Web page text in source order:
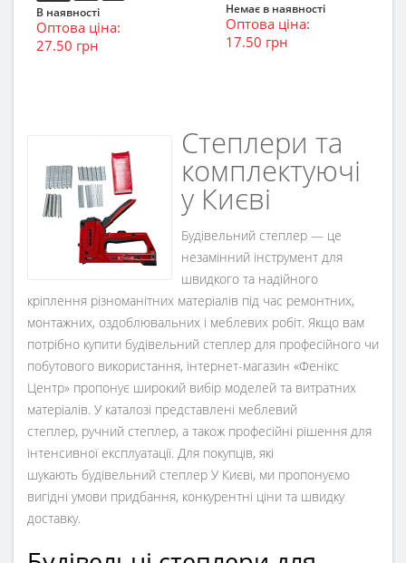
В наявності
Оптова ціна:
27.50 грн
Немає в наявності
Оптова ціна:
17.50 грн
Степлери та
комплектуючі
у Києві
Будівельний степлер — це
незамінний інструмент для
швидкого та надійного
кріплення різноманітних матеріалів під час ремонтних,
монтажних, оздоблювальних і меблевих робіт. Якщо вам
потрібно купити будівельний степлер для професійного чи
побутового використання, інтернет-магазин «Фенікс
Центр» пропонує широкий вибір моделей та витратних
матеріалів. У каталозі представлені меблевий
степлер, ручний степлер, а також професійні рішення для
інтенсивної експлуатації. Для покупців, які
шукають будівельний степлер У Києві, ми пропонуємо
вигідні умови придбання, конкурентні ціни та швидку
доставку.